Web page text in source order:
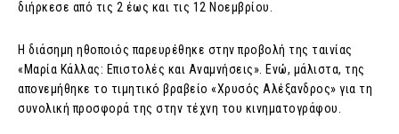
διήρκεσε από τις 2 έως και τις 12 Νοεμβρίου.
Η διάσημη ηθοποιός παρευρέθηκε στην προβολή της ταινίας
«Μαρία Κάλλας: Επιστολές και Αναμνήσεις». Ενώ, μάλιστα, της
απονεμήθηκε το τιμητικό βραβείο «Χρυσός Αλέξανδρος» για τη
συνολική προσφορά της στην τέχνη του κινηματογράφου.